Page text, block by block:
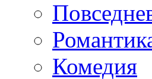
Комедия